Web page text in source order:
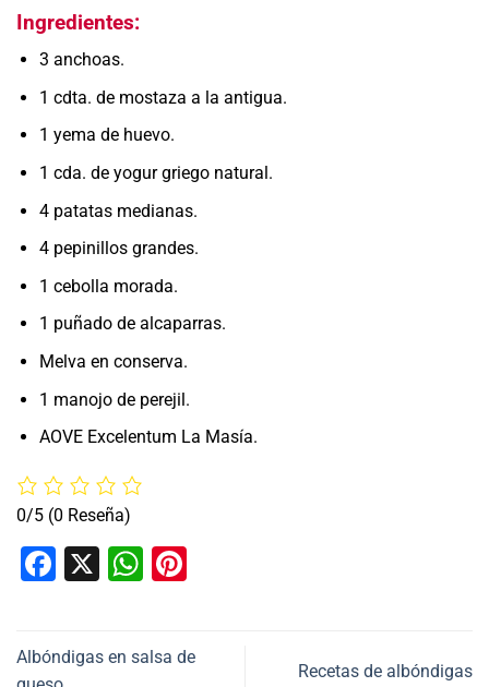
Ingredientes:
3 anchoas.
1 cdta. de mostaza a la antigua.
1 yema de huevo.
1 cda. de yogur griego natural.
4 patatas medianas.
4 pepinillos grandes.
1 cebolla morada.
1 puñado de alcaparras.
Melva en conserva.
1 manojo de perejil.
AOVE Excelentum La Masía.
0/5 (0 Reseña)
Facebook
X WhatsApp
Albóndigas en salsa de
Recetas de albóndigas